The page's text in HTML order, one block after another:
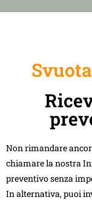
Non rimandare
chiamare la nostra
preventivo senza
In alternativa, puoi